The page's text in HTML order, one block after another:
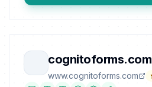
cognitoforms.com
www.cognitoforms.com